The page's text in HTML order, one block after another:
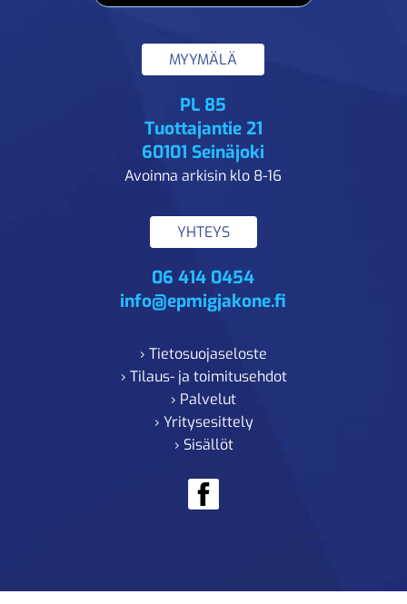
MYYMÄLÄ
PL 85
Tuottajantie 21
60101 Seinäjoki
Avoinna arkisin klo 8-16
YHTEYS
06 414 0454
info@epmigjakone.fi
› Tietosuojaseloste
› Tilaus- ja toimitusehdot
› Palvelut
› Yritysesittely
› Sisällöt